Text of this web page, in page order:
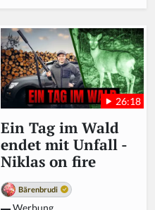
26:18
Ein Tag im Wald
endet mit Unfall -
Niklas on fire
Bärenbrudi
▬ Werbung